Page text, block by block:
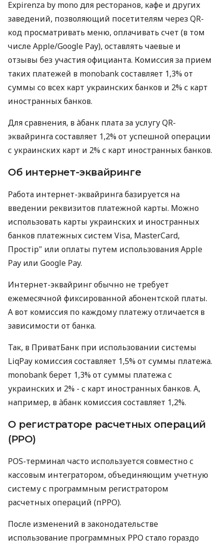
Expirenza by mono для ресторанов, кафе и других
заведений, позволяющий посетителям через QR-
код просматривать меню, оплачивать счет (в том
числе Apple/Google Pay), оставлять чаевые и
отзывы без участия официанта. Комиссия за прием
таких платежей в monobank составляет 1,3% от
суммы со всех карт украинских банков и 2% с карт
иностранных банков.
Для сравнения, в àбанк плата за услугу QR-
эквайринга составляет 1,2% от успешной операции
с украинских карт и 2% с карт иностранных банков.
Об интернет-эквайринге
Работа интернет-эквайринга базируется на
введении реквизитов платежной карты. Можно
использовать карты украинских и иностранных
банков платежных систем Visa, MasterCard,
Простір" или оплаты путем использования Apple
Pay или Google Pay.
Интернет-эквайринг обычно не требует
ежемесячной фиксированной абонентской платы.
А вот комиссия по каждому платежу отличается в
зависимости от банка.
Так, в ПриватБанк при использовании системы
LiqPay комиссия составляет 1,5% от суммы платежа.
monobank берет 1,3% от суммы платежа с
украинских и 2% - с карт иностранных банков. А,
например, в àбанк комиссия составляет 1,2%.
О регистраторе расчетных операций
(РРО)
POS-терминал часто используется совместно с
кассовым интегратором, объединяющим учетную
систему с программным регистратором
расчетных операций (пРРО).
После изменений в законодательстве
использование программных РРО стало гораздо